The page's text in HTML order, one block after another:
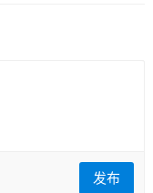
发布